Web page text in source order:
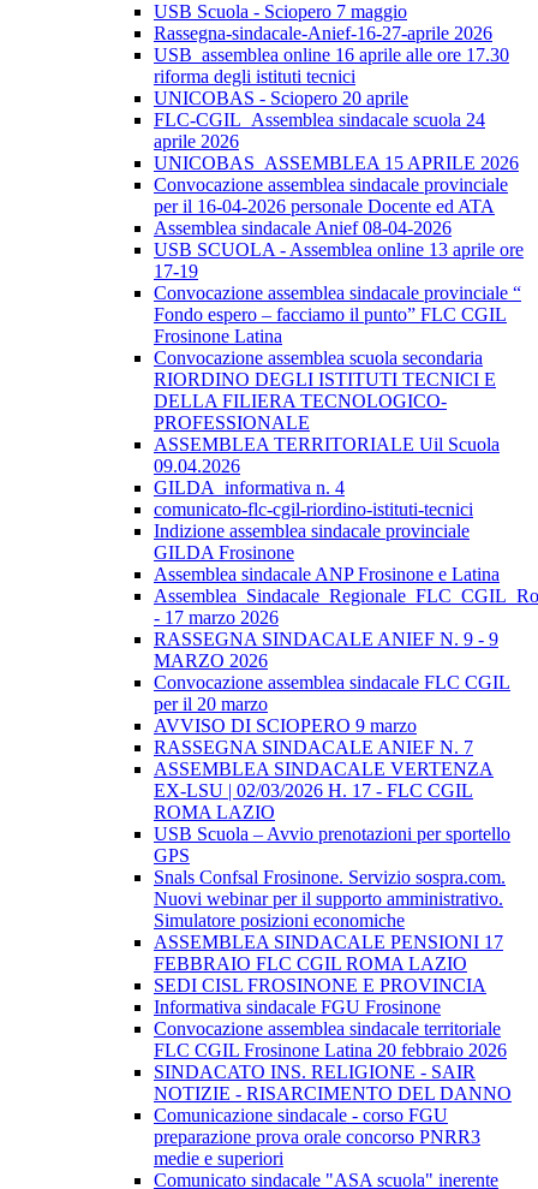
USB Scuola - Sciopero 7 maggio
Rassegna-sindacale-Anief-16-27-aprile 2026
USB_assemblea online 16 aprile alle ore 17.30
riforma degli istituti tecnici
UNICOBAS - Sciopero 20 aprile
FLC-CGIL_Assemblea sindacale scuola 24
aprile 2026
UNICOBAS_ASSEMBLEA 15 APRILE 2026
Convocazione assemblea sindacale provinciale
per il 16-04-2026 personale Docente ed ATA
Assemblea sindacale Anief 08-04-2026
USB SCUOLA - Assemblea online 13 aprile ore
17-19
Convocazione assemblea sindacale provinciale “
Fondo espero – facciamo il punto” FLC CGIL
Frosinone Latina
Convocazione assemblea scuola secondaria
RIORDINO DEGLI ISTITUTI TECNICI E
DELLA FILIERA TECNOLOGICO-
PROFESSIONALE
ASSEMBLEA TERRITORIALE Uil Scuola
09.04.2026
GILDA_informativa n. 4
comunicato-flc-cgil-riordino-istituti-tecnici
Indizione assemblea sindacale provinciale
GILDA Frosinone
Assemblea sindacale ANP Frosinone e Latina
- 17 marzo 2026
RASSEGNA SINDACALE ANIEF N. 9 - 9
MARZO 2026
Convocazione assemblea sindacale FLC CGIL
per il 20 marzo
AVVISO DI SCIOPERO 9 marzo
RASSEGNA SINDACALE ANIEF N. 7
ASSEMBLEA SINDACALE VERTENZA
EX-LSU | 02/03/2026 H. 17 - FLC CGIL
ROMA LAZIO
USB Scuola – Avvio prenotazioni per sportello
GPS
Snals Confsal Frosinone. Servizio sospra.com.
Nuovi webinar per il supporto amministrativo.
Simulatore posizioni economiche
ASSEMBLEA SINDACALE PENSIONI 17
FEBBRAIO FLC CGIL ROMA LAZIO
SEDI CISL FROSINONE E PROVINCIA
Informativa sindacale FGU Frosinone
Convocazione assemblea sindacale territoriale
FLC CGIL Frosinone Latina 20 febbraio 2026
SINDACATO INS. RELIGIONE - SAIR
NOTIZIE - RISARCIMENTO DEL DANNO
Comunicazione sindacale - corso FGU
preparazione prova orale concorso PNRR3
medie e superiori
Comunicato sindacale "ASA scuola" inerente